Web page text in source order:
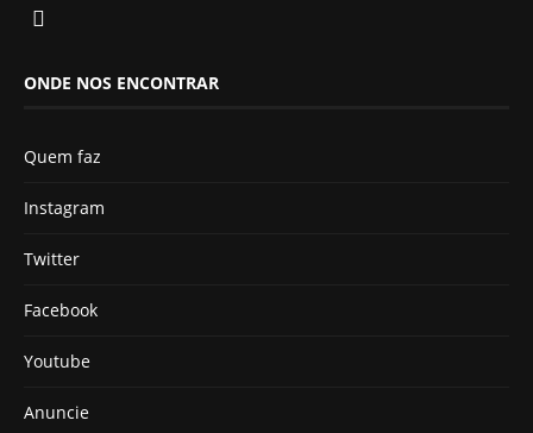
ONDE NOS ENCONTRAR
Quem faz
Instagram
Twitter
Facebook
Youtube
Anuncie